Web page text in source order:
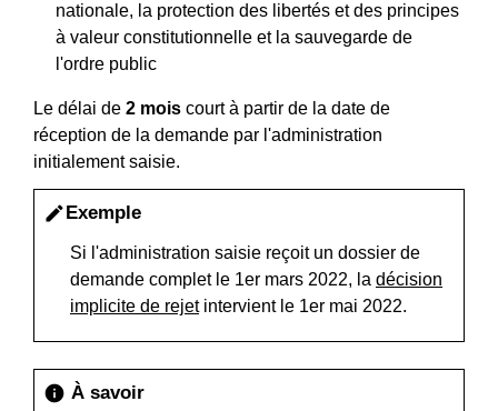
nationale, la protection des libertés et des principes
à valeur constitutionnelle et la sauvegarde de
l'ordre public
Le délai de 2 mois court à partir de la date de
réception de la demande par l'administration
initialement saisie.
editExemple
Si l'administration saisie reçoit un dossier de
demande complet le 1er mars 2022, la décision
implicite de rejetintervient le 1er mai 2022.
info À savoir